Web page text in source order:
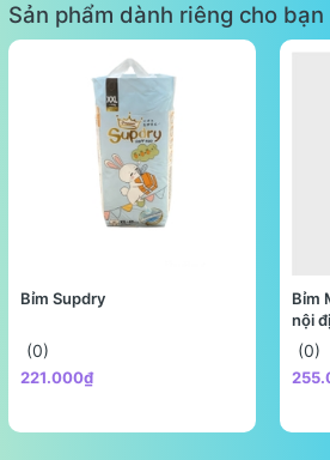
Sản phẩm dành riêng cho bạn
Bỉm Supdry
(0)
221.000₫
Bỉm
nội
(0)